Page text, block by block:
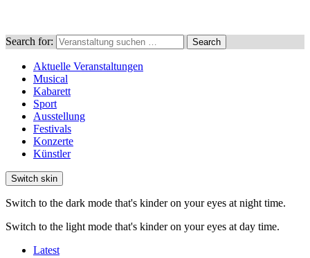
Search for: Search
Aktuelle Veranstaltungen
Musical
Kabarett
Sport
Ausstellung
Festivals
Konzerte
Künstler
Switch skin
Switch to the dark mode that's kinder on your eyes at night time.
Switch to the light mode that's kinder on your eyes at day time.
Latest